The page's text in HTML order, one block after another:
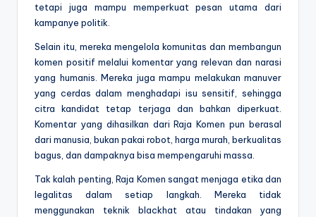
tetapi juga mampu memperkuat pesan utama dari
kampanye politik.
Selain itu, mereka mengelola komunitas dan membangun
komen positif melalui komentar yang relevan dan narasi
yang humanis. Mereka juga mampu melakukan manuver
yang cerdas dalam menghadapi isu sensitif, sehingga
citra kandidat tetap terjaga dan bahkan diperkuat.
Komentar yang dihasilkan dari Raja Komen pun berasal
dari manusia, bukan pakai robot, harga murah, berkualitas
bagus, dan dampaknya bisa mempengaruhi massa.
Tak kalah penting, Raja Komen sangat menjaga etika dan
legalitas dalam setiap langkah. Mereka tidak
menggunakan teknik blackhat atau tindakan yang